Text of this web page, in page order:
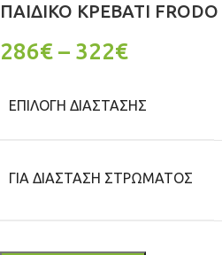
ΠΑΙΔΙΚΌ ΚΡΕΒΆΤΙ FRODO
286€ – 322€
ΕΠΙΛΟΓΉ ΔΙΆΣΤΑΣΗΣ
ΓΙΆ ΔΙΆΣΤΑΣΗ ΣΤΡΏΜΑΤΟΣ